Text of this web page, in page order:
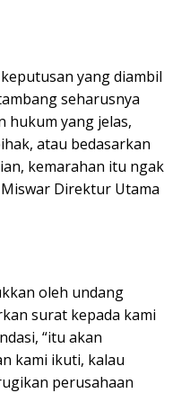
yang diambil
seharusnya
hukum yang jelas,
atau bedasarkan
kemarahan itu ngak
Direktur Utama
oleh undang
surat kepada kami
“itu akan
kami ikuti, kalau
perusahaan